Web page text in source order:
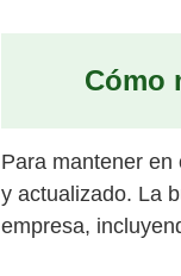
Cómo
Para mantener
y actualizado. La
empresa,